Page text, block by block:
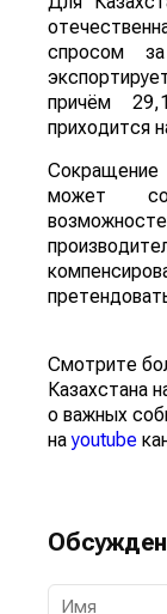
спросом
причём
приходится
Сокращение
может
Смотрите
Казахстана
о важных
наyoutube